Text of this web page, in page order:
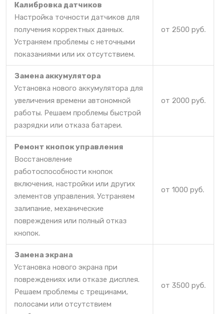
Калибровка датчиков
Настройка точности датчиков для
получения корректных данных.
Устраняем проблемы с неточными
показаниями или их отсутствием.
от 2500 руб.
Замена аккумулятора
Установка нового аккумулятора для
увеличения времени автономной
работы. Решаем проблемы быстрой
разрядки или отказа батареи.
от 2000 руб.
Ремонт кнопок управления
Восстановление
работоспособности кнопок
включения, настройки или других
элементов управления. Устраняем
залипание, механические
повреждения или полный отказ
кнопок.
от 1000 руб.
Замена экрана
Установка нового экрана при
повреждениях или отказе дисплея.
Решаем проблемы с трещинами,
полосами или отсутствием
от 3500 руб.